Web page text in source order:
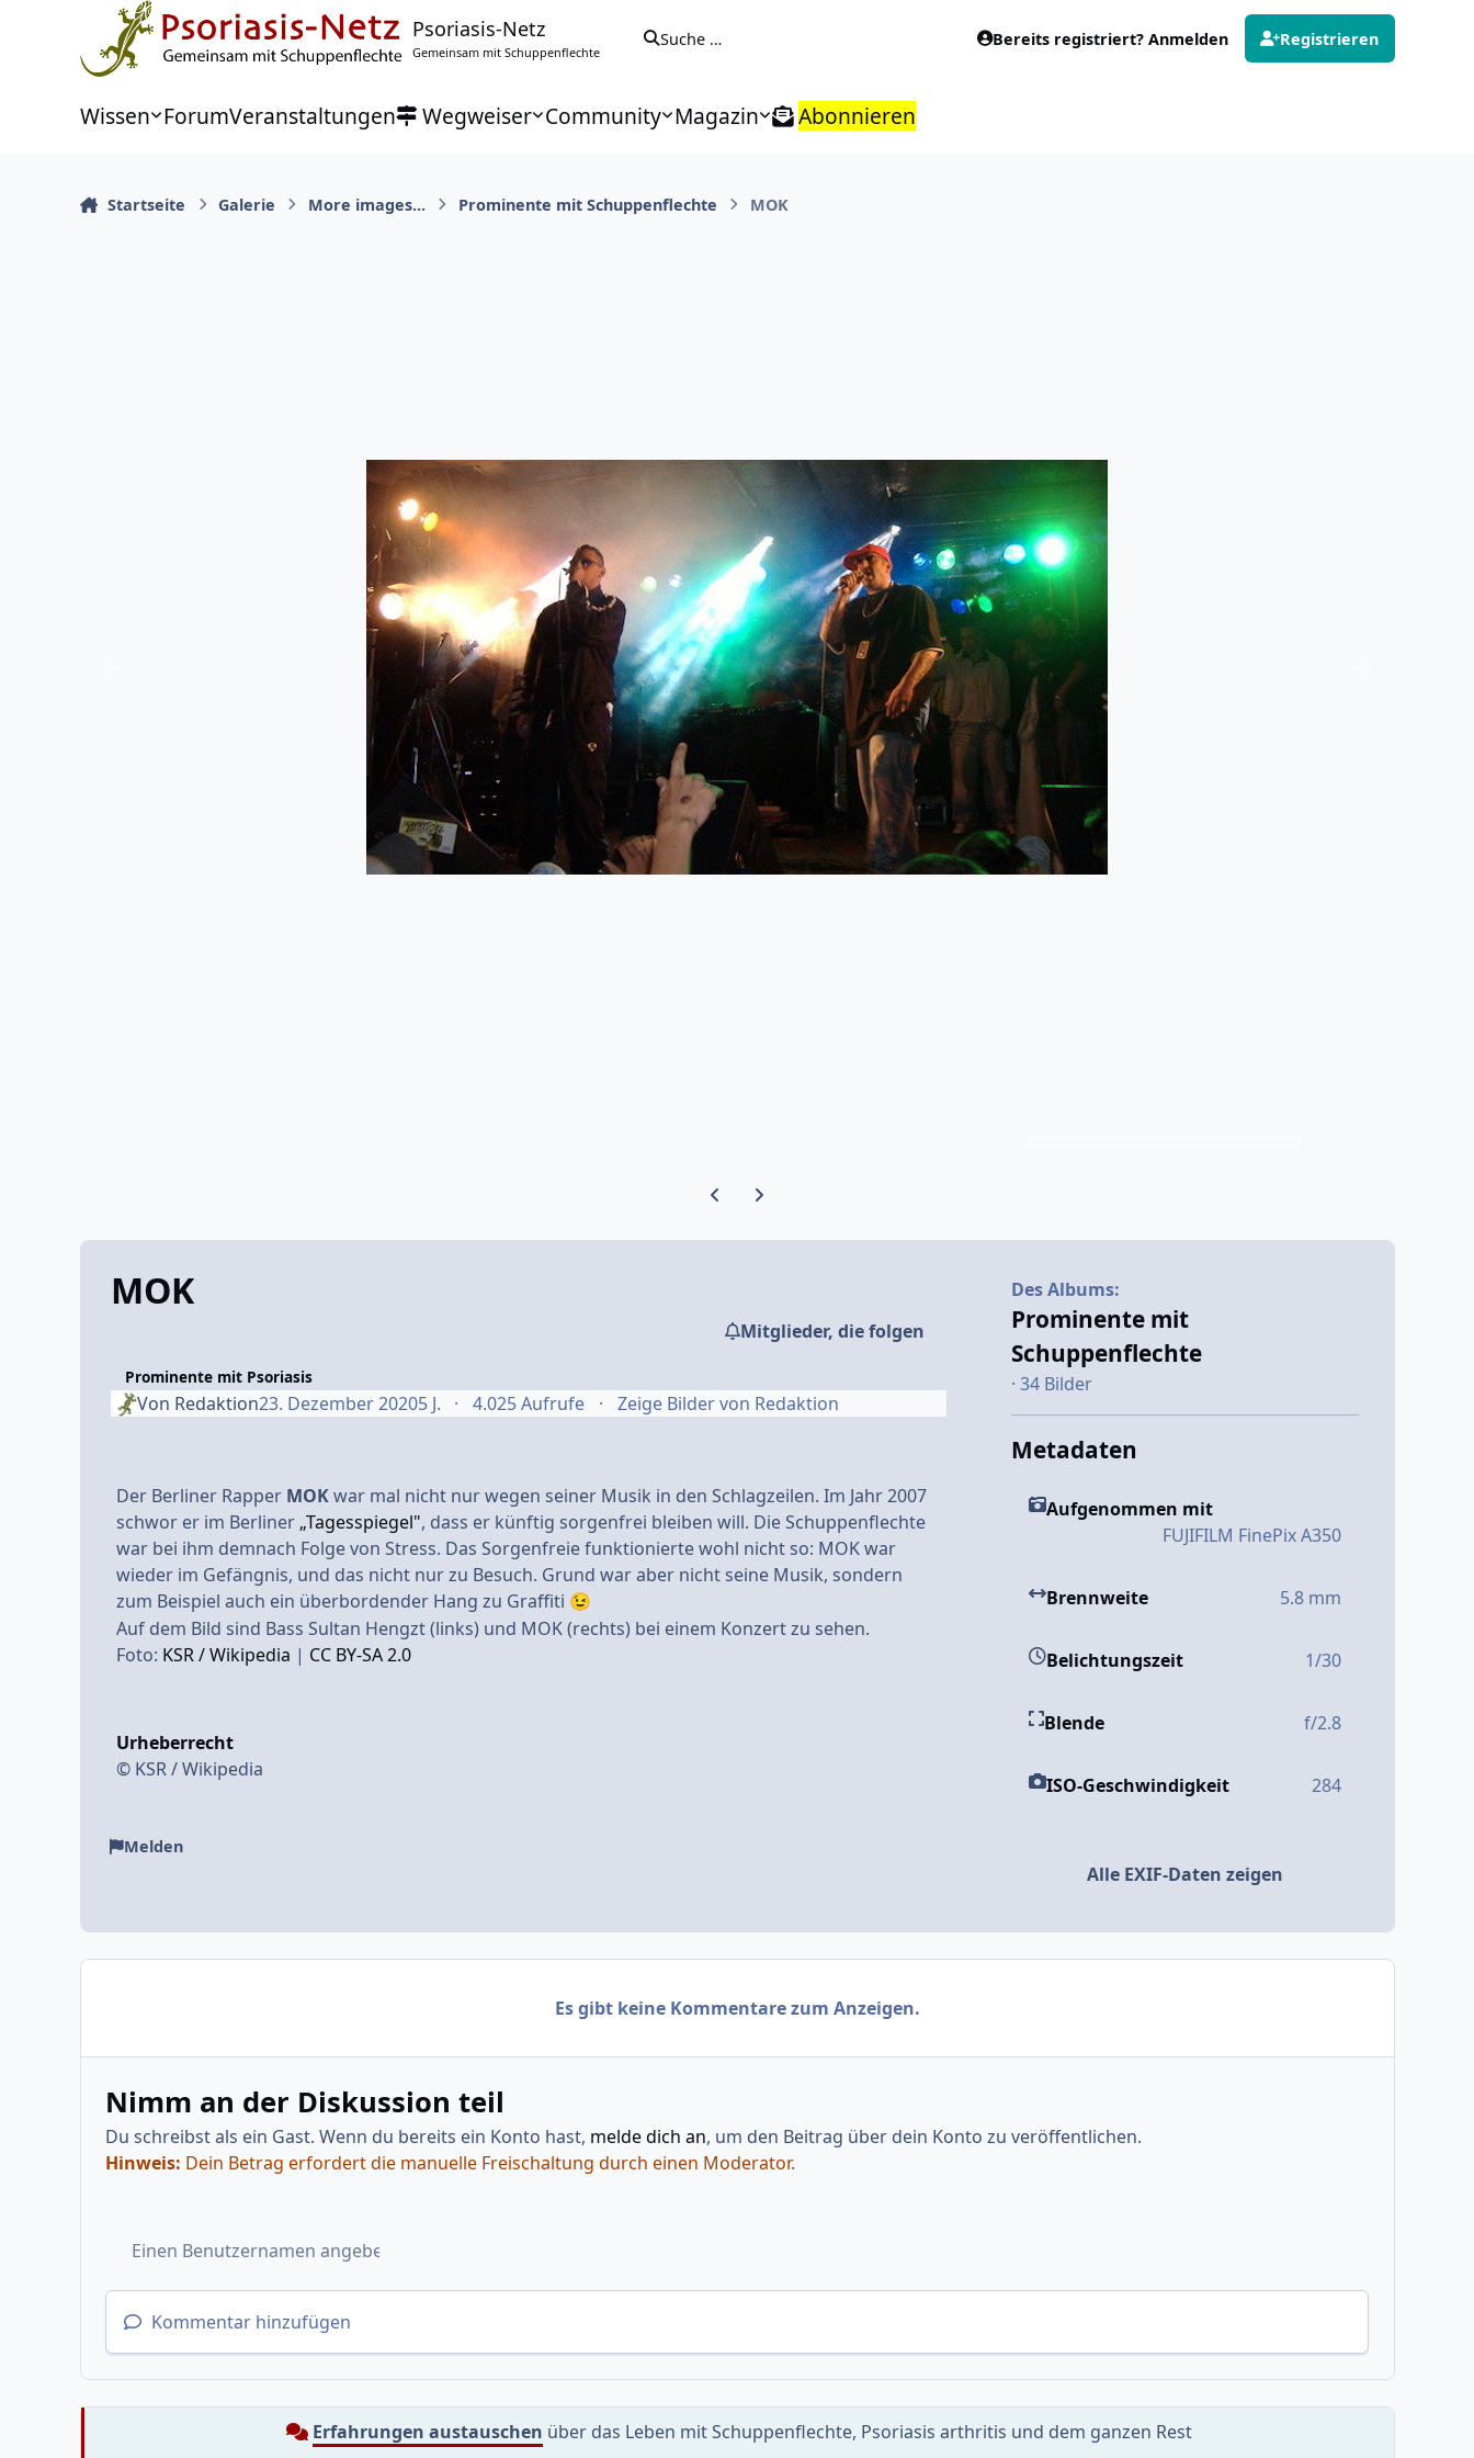
Zu Inhalt springen
Psoriasis-Netz
Gemeinsam mit Schuppenflechte
Suche … Bereits registriert? Anmelden Registrieren
Wissen ForumVeranstaltungen Wegweiser Community Magazin Abonnieren
Startseite Galerie More images... Prominente mit Schuppenflechte MOK
Vorherige Karussell-Folie
Nächste Karussell-Folie
MOK
Prominente mit Psoriasis
Mitglieder, die folgen
Von Redaktion23. Dezember 20205 J. 4.025 Aufrufe Zeige Bilder von Redaktion
Der Berliner Rapper MOKwar mal nicht nur wegen seiner Musik in den Schlagzeilen. Im Jahr 2007
schwor er im Berliner„Tagesspiegel", dass er künftig sorgenfrei bleiben will. Die Schuppenflechte
war bei ihm demnach Folge von Stress. Das Sorgenfreie funktionierte wohl nicht so: MOK war
wieder im Gefängnis, und das nicht nur zu Besuch. Grund war aber nicht seine Musik, sondern
zum Beispiel auch ein überbordender Hang zu Graffiti 😉
Auf dem Bild sind Bass Sultan Hengzt (links) und MOK (rechts) bei einem Konzert zu sehen.
Foto: KSR / Wikipedia | CC BY-SA 2.0
Urheberrecht
© KSR / Wikipedia
Melden
Des Albums:
Prominente mit
Schuppenflechte
· 34 Bilder
Metadaten
Aufgenommen mit
FUJIFILM FinePix A350
Brennweite 5.8 mm
Belichtungszeit 1/30
Blende f/2.8
ISO-Geschwindigkeit 284
Alle EXIF-Daten zeigen
Es gibt keine Kommentare zum Anzeigen.
Nimm an der Diskussion teil
Du schreibst als ein Gast. Wenn du bereits ein Konto hast, melde dich an, um den Beitrag über dein Konto zu veröffentlichen.
Hinweis: Dein Betrag erfordert die manuelle Freischaltung durch einen Moderator.
Kommentar hinzufügen
Erfahrungen austauschen über das Leben mit Schuppenflechte, Psoriasis arthritis und dem ganzen Rest